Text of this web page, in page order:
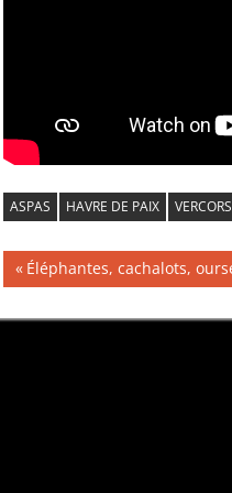
ASPAS HAVRE DE PAIX VERCORS
Navigation
de
Publication
précédente :
Éléphantes, cachalots,